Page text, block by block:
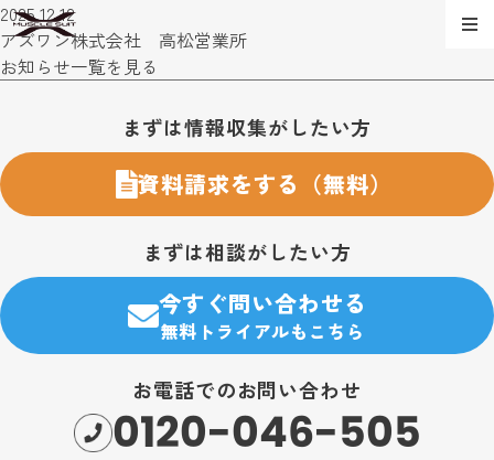
2025.12.12
アズワン株式会社 高松営業所
お知らせ一覧を見る
まずは情報収集がしたい方
資料請求をする（無料）
まずは相談がしたい方
今すぐ問い合わせる
無料トライアルもこちら
お電話でのお問い合わせ
0120-046-505